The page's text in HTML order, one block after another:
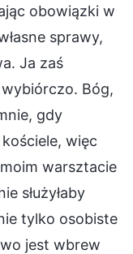
obowiązki w
sprawy,
Ja zaś
Bóg,
gdy
więc
warsztacie
służyłaby
tylko osobiste
jest wbrew